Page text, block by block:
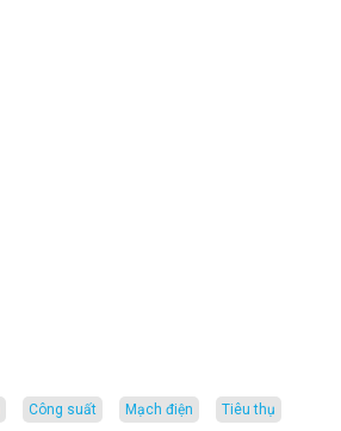
công suất mạch điện tiêu thụ